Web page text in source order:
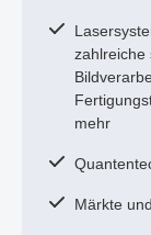
zahlreiche
mehr
Märkte